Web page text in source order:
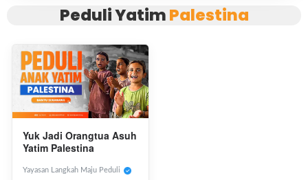
Peduli YatimPalestina
Yuk Jadi Orangtua Asuh
Yatim Palestina
Yayasan Langkah Maju Peduli